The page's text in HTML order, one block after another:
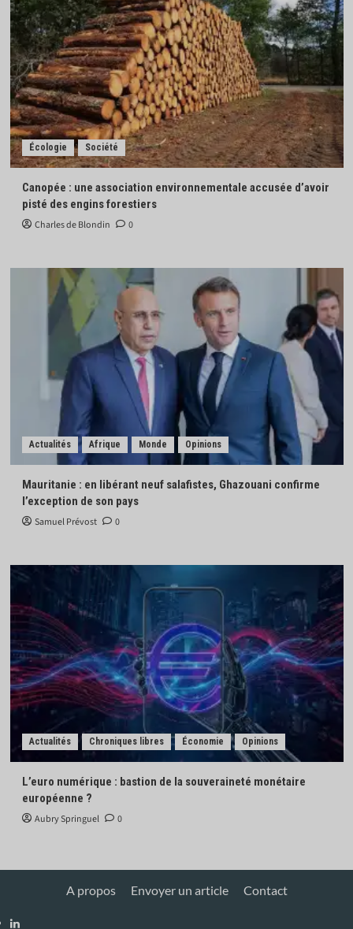
Écologie Société
Canopée : une association environnementale accusée d’avoir
pisté des engins forestiers
Charles de Blondin 0
Actualités Afrique Monde Opinions
Mauritanie : en libérant neuf salafistes, Ghazouani confirme
l’exception de son pays
Samuel Prévost 0
Actualités Chroniques libres Économie Opinions
L’euro numérique : bastion de la souveraineté monétaire
européenne ?
Aubry Springuel 0
A propos Envoyer un article Contact
Linkedin